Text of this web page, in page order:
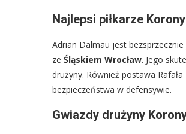
Najlepsi piłkarze
Adrian Dalmau jest
ze Śląskiem Wrocław. Jego
drużyny. Również postawa
bezpieczeństwa w defensywie.
Gwiazdy drużyny